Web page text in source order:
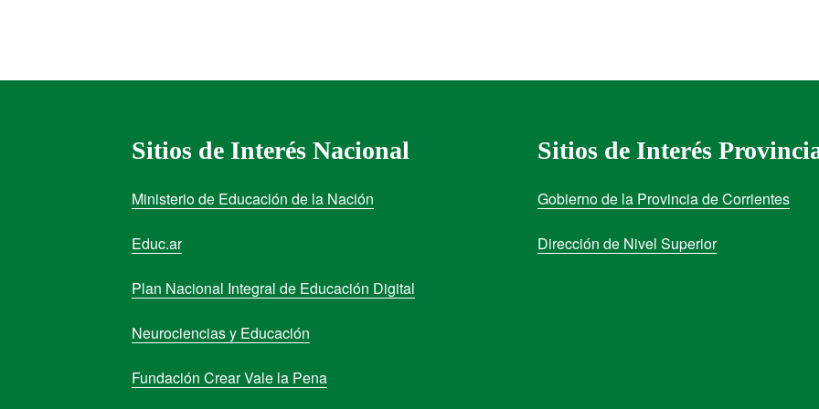
Sitios de Interés Nacional
Ministerio de Educación de la Nación
Educ.ar
Plan Nacional Integral de Educación Digital
Neurociencias y Educación
Fundación Crear Vale la Pena
Sitios de Interés
Gobierno de la Provincia de Corrientes
Dirección de Nivel Superior